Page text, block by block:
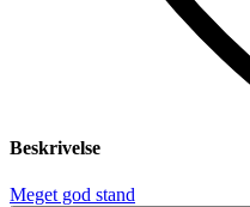
Beskrivelse
Meget god stand